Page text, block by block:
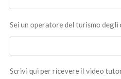
Sei un operatore del turismo degli
Scrivi qui per ricevere il video